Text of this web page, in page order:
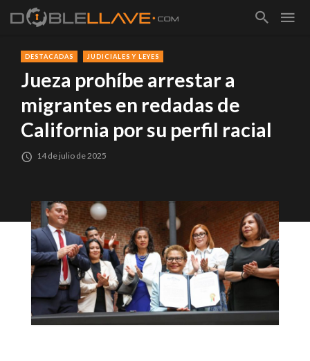
DESTACADAS JUDICIALES Y LEYES
Jueza prohíbe arrestar a
migrantes en redadas de
California por su perfil racial
14 de julio de 2025